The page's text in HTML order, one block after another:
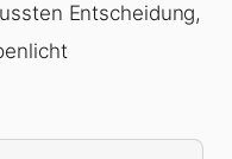
Entscheidung,